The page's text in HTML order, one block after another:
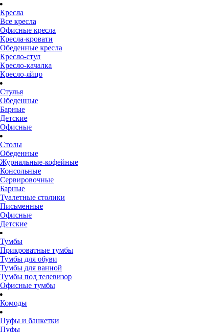
Кресла
Все кресла
Офисные кресла
Кресла-кровати
Обеденные кресла
Кресло-стул
Кресло-качалка
Кресло-яйцо
Стулья
Обеденные
Барные
Детские
Офисные
Столы
Обеденные
Журнальные-кофейные
Консольные
Сервировочные
Барные
Туалетные столики
Письменные
Офисные
Детские
Тумбы
Прикроватные тумбы
Тумбы для обуви
Тумбы для ванной
Тумбы под телевизор
Офисные тумбы
Комоды
Пуфы и банкетки
Пуфы